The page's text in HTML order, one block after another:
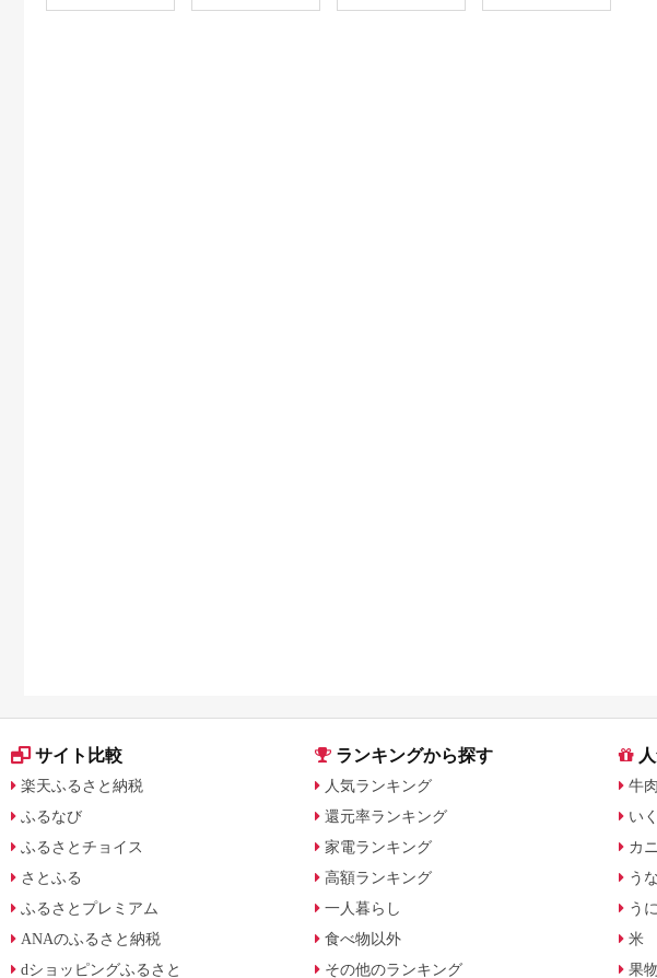
サイト比較
楽天ふるさと納税
ふるなび
ふるさとチョイス
さとふる
ふるさとプレミアム
ANAのふるさと納税
dショッピングふるさと
ランキングから探す
人気ランキング
還元率ランキング
家電ランキング
高額ランキング
一人暮らし
食べ物以外
その他のランキング
牛肉
い
カニ
う
うに
米
果